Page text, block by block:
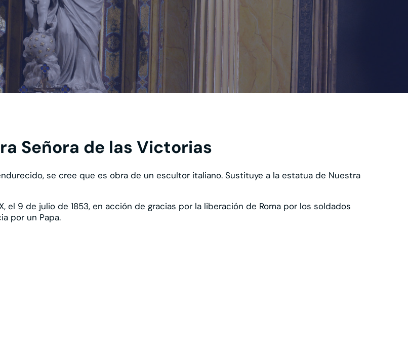
Señora de las Victorias
se cree que es obra de un escultor italiano. Sustituye a la estatua de Nuestra
el 9 de julio de 1853, en acción de gracias por la liberación de Roma por los soldados
por un Papa.